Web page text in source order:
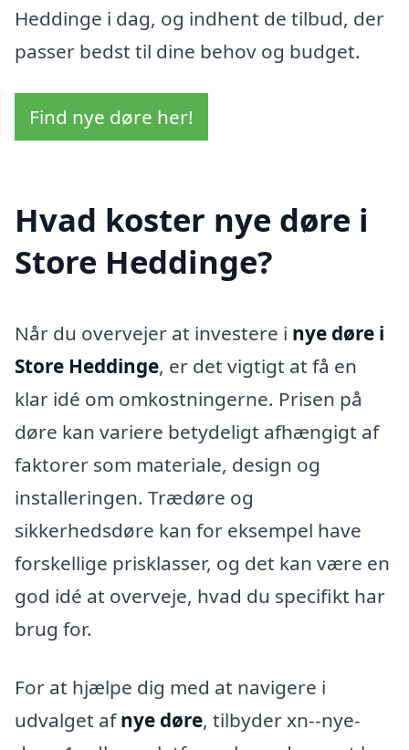
Heddinge i dag, og indhent de tilbud, der
passer bedst til dine behov og budget.
Find nye døre her!
Hvad koster nye døre i
Store Heddinge?
Når du overvejer at investere i nye døre i
Store Heddinge, er det vigtigt at få en
klar idé om omkostningerne. Prisen på
døre kan variere betydeligt afhængigt af
faktorer som materiale, design og
installeringen. Trædøre og
sikkerhedsdøre kan for eksempel have
forskellige prisklasser, og det kan være en
god idé at overveje, hvad du specifikt har
brug for.
For at hjælpe dig med at navigere i
udvalget afnye døre, tilbyder xn--nye-